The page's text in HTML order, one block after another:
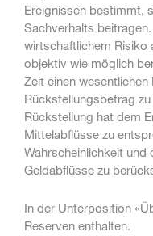
Ereignissen bestimmt,
Sachverhalts
wirtschaftlichem Risiko
objektiv wie möglich
Zeit einen
Rückstellungsbetrag
Rückstellung hat dem
Mittelabflüsse zu
Wahrscheinlichkeit und
Geldabflüsse zu
In der Unterposition
Reserven enthalten.